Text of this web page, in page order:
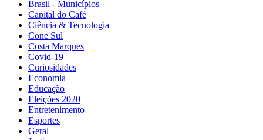
Brasil - Municípios
Capital do Café
Ciência & Tecnologia
Cone Sul
Costa Marques
Covid-19
Curiosidades
Economia
Educação
Eleições 2020
Entretenimento
Esportes
Geral